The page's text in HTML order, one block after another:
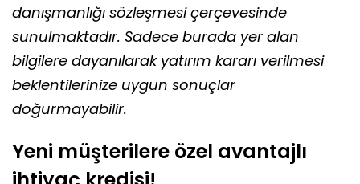
danışmanlığı sözleşmesi çerçevesinde
sunulmaktadır. Sadece burada yer alan
bilgilere dayanılarak yatırım kararı verilmesi
beklentilerinize uygun sonuçlar
doğurmayabilir.
Yeni müşterilere özel avantajlı